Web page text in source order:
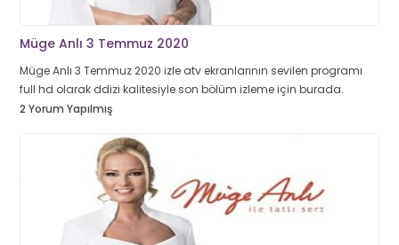
Müge Anlı 3 Temmuz 2020
Müge Anlı 3 Temmuz 2020 izle atv ekranlarının sevilen programı
full hd olarak ddizi kalitesiyle son bölüm izleme için burada.
2 Yorum Yapılmış